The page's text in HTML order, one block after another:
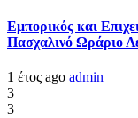
Εμπορικός και
Πασχαλινό Ωράριο
1 έτος ago admin
3
3